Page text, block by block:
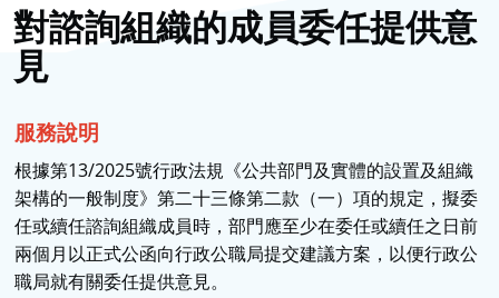
對諮詢組織的成員委任提供意
見
服務說明
根據第13/2025號行政法規《公共部門及實體的設置及組織
架構的一般制度》第二十三條第二款（一）項的規定，擬委
任或續任諮詢組織成員時，部門應至少在委任或續任之日前
兩個月以正式公函向行政公職局提交建議方案，以便行政公
職局就有關委任提供意見。